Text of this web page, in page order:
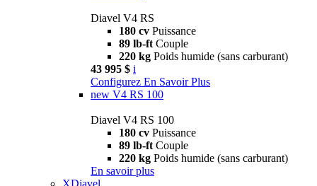
Diavel V4 RS
180 cv Puissance
89 lb-ft Couple
220 kg Poids humide (sans carburant)
43 995 $ i
Configurez En Savoir Plus
new V4 RS 100
Diavel V4 RS 100
180 cv Puissance
89 lb-ft Couple
220 kg Poids humide (sans carburant)
En savoir plus
XDiavel